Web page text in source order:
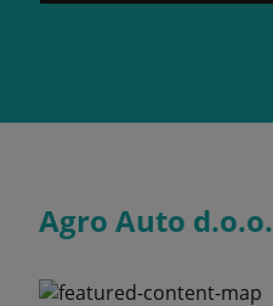
Agro Auto d.o.o.